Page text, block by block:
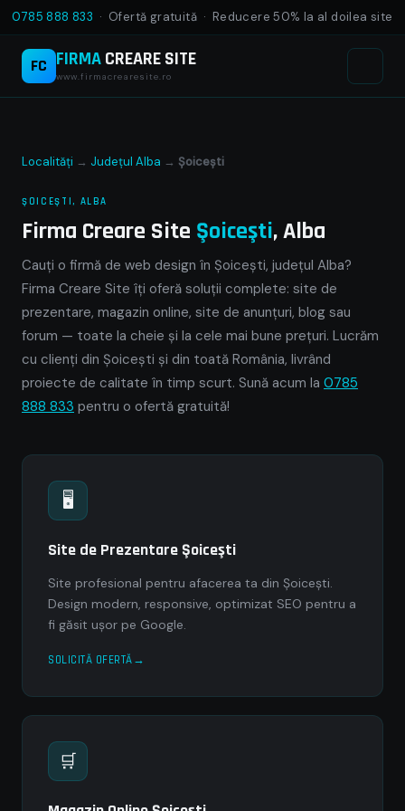
0785 888 833 · Ofertă gratuită · Reducere 50% la al doilea site
FC FIRMACREARE SITE
www.firmacrearesite.ro
Localități → Județul Alba → Şoiceşti
ŞOICEŞTI, ALBA
Firma Creare Site Şoiceşti, Alba
Cauți o firmă de web design în Şoiceşti, județul Alba?
Firma Creare Site îți oferă soluții complete: site de
prezentare, magazin online, site de anunțuri, blog sau
forum — toate la cheie și la cele mai bune prețuri. Lucrăm
cu clienți din Şoiceşti și din toată România, livrând
proiecte de calitate în timp scurt. Sună acum la 0785
888 833 pentru o ofertă gratuită!
🖥
Site de Prezentare Şoiceşti
Site profesional pentru afacerea ta din Şoiceşti.
Design modern, responsive, optimizat SEO pentru a
fi găsit ușor pe Google.
SOLICITĂ OFERTĂ
🛒